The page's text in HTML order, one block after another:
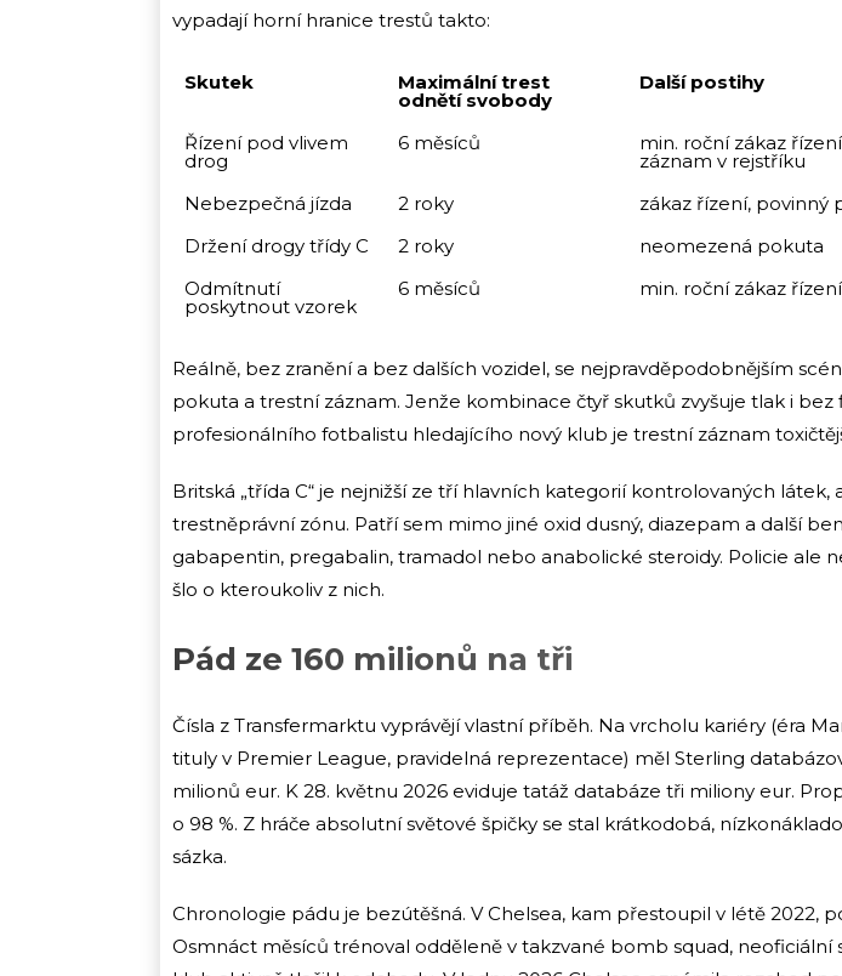
vypadají horní hranice trestů takto:
Skutek Maximální trest
odnětí svobody
Další postihy
Řízení pod vlivem
drog
6 měsíců min. roční zákaz
záznam v rejstříku
Nebezpečná jízda
2 roky
zákaz řízení, povinný
Držení drogy třídy C
2 roky
neomezená pokuta
Odmítnutí
poskytnout vzorek
6 měsíců min. roční zákaz řízení
Reálně, bez zranění a bez dalších vozidel, se nejpravděpodobnějším
pokuta a trestní záznam. Jenže kombinace čtyř skutků zvyšuje tlak i bez
profesionálního fotbalistu hledajícího nový klub je trestní záznam
Britská „třída C“ je nejnižší ze tří hlavních kategorií kontrolovaných látek,
trestněprávní zónu. Patří sem mimo jiné oxid dusný, diazepam a další
gabapentin, pregabalin, tramadol nebo anabolické steroidy. Policie ale
šlo o kteroukoliv z nich.
Pád ze 160 milionů na tři
Čísla z Transfermarktu vyprávějí vlastní příběh. Na vrcholu kariéry (éra
tituly v Premier League, pravidelná reprezentace) měl Sterling
milionů eur. K 28. květnu 2026 eviduje tatáž databáze tři miliony eur.
o 98 %. Z hráče absolutní světové špičky se stal krátkodobá,
sázka.
Chronologie pádu je bezútěšná. V Chelsea, kam přestoupil v létě 2022,
Osmnáct měsíců trénoval odděleně v takzvané bomb squad, neoficiální